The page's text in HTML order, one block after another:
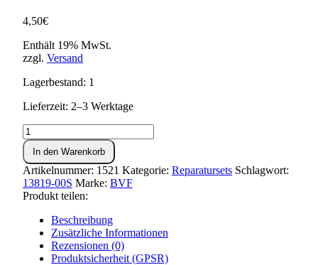
4,50€
Enthält 19% MwSt.
zzgl. Versand
Lagerbestand: 1
Lieferzeit: 2–3 Werktage
BVF
Reparaturset
Starterkolben
16N1,16N3,19N
Menge
In den Warenkorb
Artikelnummer: 1521 Kategorie: Reparatursets Schlagwort:
13819-00S Marke: BVF
Produkt teilen:
Beschreibung
Zusätzliche Informationen
Rezensionen (0)
Produktsicherheit (GPSR)